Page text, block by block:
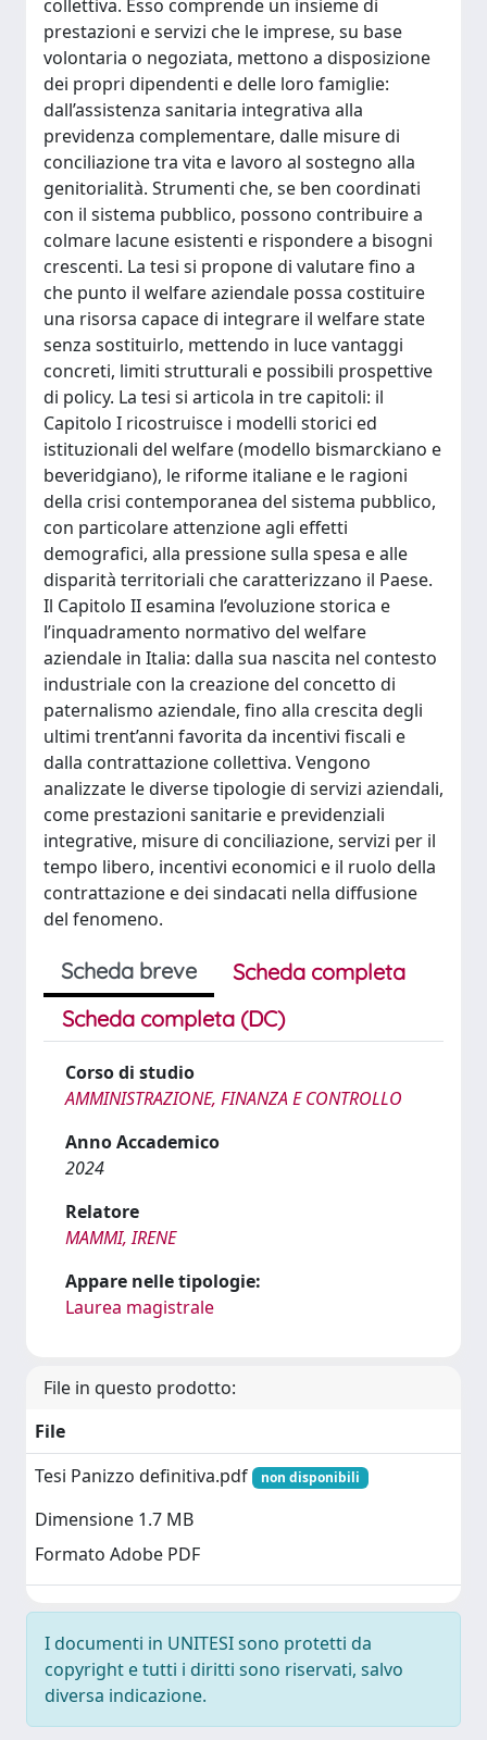
collettiva. Esso comprende un insieme di
prestazioni e servizi che le imprese, su base
volontaria o negoziata, mettono a disposizione
dei propri dipendenti e delle loro famiglie:
dall’assistenza sanitaria integrativa alla
previdenza complementare, dalle misure di
conciliazione tra vita e lavoro al sostegno alla
genitorialità. Strumenti che, se ben coordinati
con il sistema pubblico, possono contribuire a
colmare lacune esistenti e rispondere a bisogni
crescenti. La tesi si propone di valutare fino a
che punto il welfare aziendale possa costituire
una risorsa capace di integrare il welfare state
senza sostituirlo, mettendo in luce vantaggi
concreti, limiti strutturali e possibili prospettive
di policy. La tesi si articola in tre capitoli: il
Capitolo I ricostruisce i modelli storici ed
istituzionali del welfare (modello bismarckiano e
beveridgiano), le riforme italiane e le ragioni
della crisi contemporanea del sistema pubblico,
con particolare attenzione agli effetti
demografici, alla pressione sulla spesa e alle
disparità territoriali che caratterizzano il Paese.
Il Capitolo II esamina l’evoluzione storica e
l’inquadramento normativo del welfare
aziendale in Italia: dalla sua nascita nel contesto
industriale con la creazione del concetto di
paternalismo aziendale, fino alla crescita degli
ultimi trent’anni favorita da incentivi fiscali e
dalla contrattazione collettiva. Vengono
analizzate le diverse tipologie di servizi aziendali,
come prestazioni sanitarie e previdenziali
integrative, misure di conciliazione, servizi per il
tempo libero, incentivi economici e il ruolo della
contrattazione e dei sindacati nella diffusione
del fenomeno.
Scheda breve
Scheda completa
Scheda completa (DC)
Corso di studio
AMMINISTRAZIONE, FINANZA E CONTROLLO
Anno Accademico
2024
Relatore
MAMMI, IRENE
Appare nelle tipologie:
Laurea magistrale
File in questo prodotto:
File
Tesi Panizzo definitiva.pdf
non disponibili
Dimensione 1.7 MB
Formato Adobe PDF
I documenti in UNITESI sono protetti da
copyright e tutti i diritti sono riservati, salvo
diversa indicazione.